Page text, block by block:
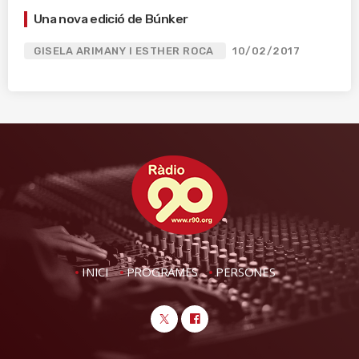
Una nova edició de Búnker
GISELA ARIMANY I ESTHER ROCA 10/02/2017
INICI PROGRAMES PERSONES